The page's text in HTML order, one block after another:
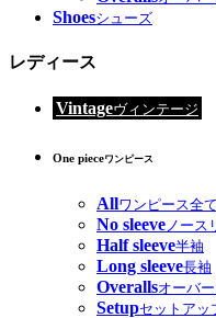
Shoesシューズ
レディース
Vintageヴィンテージ
One pieceワンピース
Allワンピース全て
No sleeve ノース
Half sleeve半袖
Long sleeve長袖
Overallsオーバ
Setupセットアッ